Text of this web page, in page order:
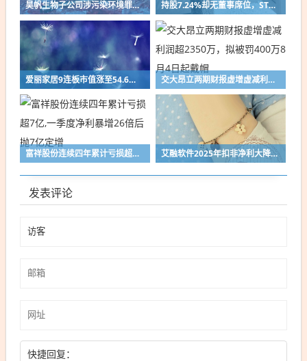
昊帆生物子公司涉污染环境罪被公诉，公司称将向原股东追偿损失 持股7.24%却无董事席位，ST如意换届引第三大股东投反对票
爱丽家居9连板市值涨至54.6亿，上半年预亏超3400万，PE超行业11倍 交大昂立两期财报虚增虚减利润超2350万，拟被罚400万8月4日起戴帽
富祥股份连续四年累计亏损超7亿,一季度净利暴增26倍后抛7亿定增 艾融软件2025年扣非净利大降47.38%，斥资1.4亿并购专精特新企业拓赛道
发表评论
快捷回复：